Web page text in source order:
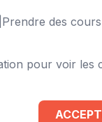
Prendre des
pour voir les